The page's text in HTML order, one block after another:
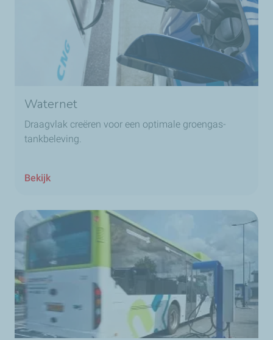
Waternet
Draagvlak creëren voor een optimale groengas-
tankbeleving.
Bekijk